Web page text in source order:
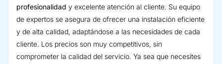
profesionalidad y excelente atención al cliente. Su equipo
de expertos se asegura de ofrecer una instalación eficiente
y de alta calidad, adaptándose a las necesidades de cada
cliente. Los precios son muy competitivos, sin
comprometer la calidad del servicio. Ya sea que necesites